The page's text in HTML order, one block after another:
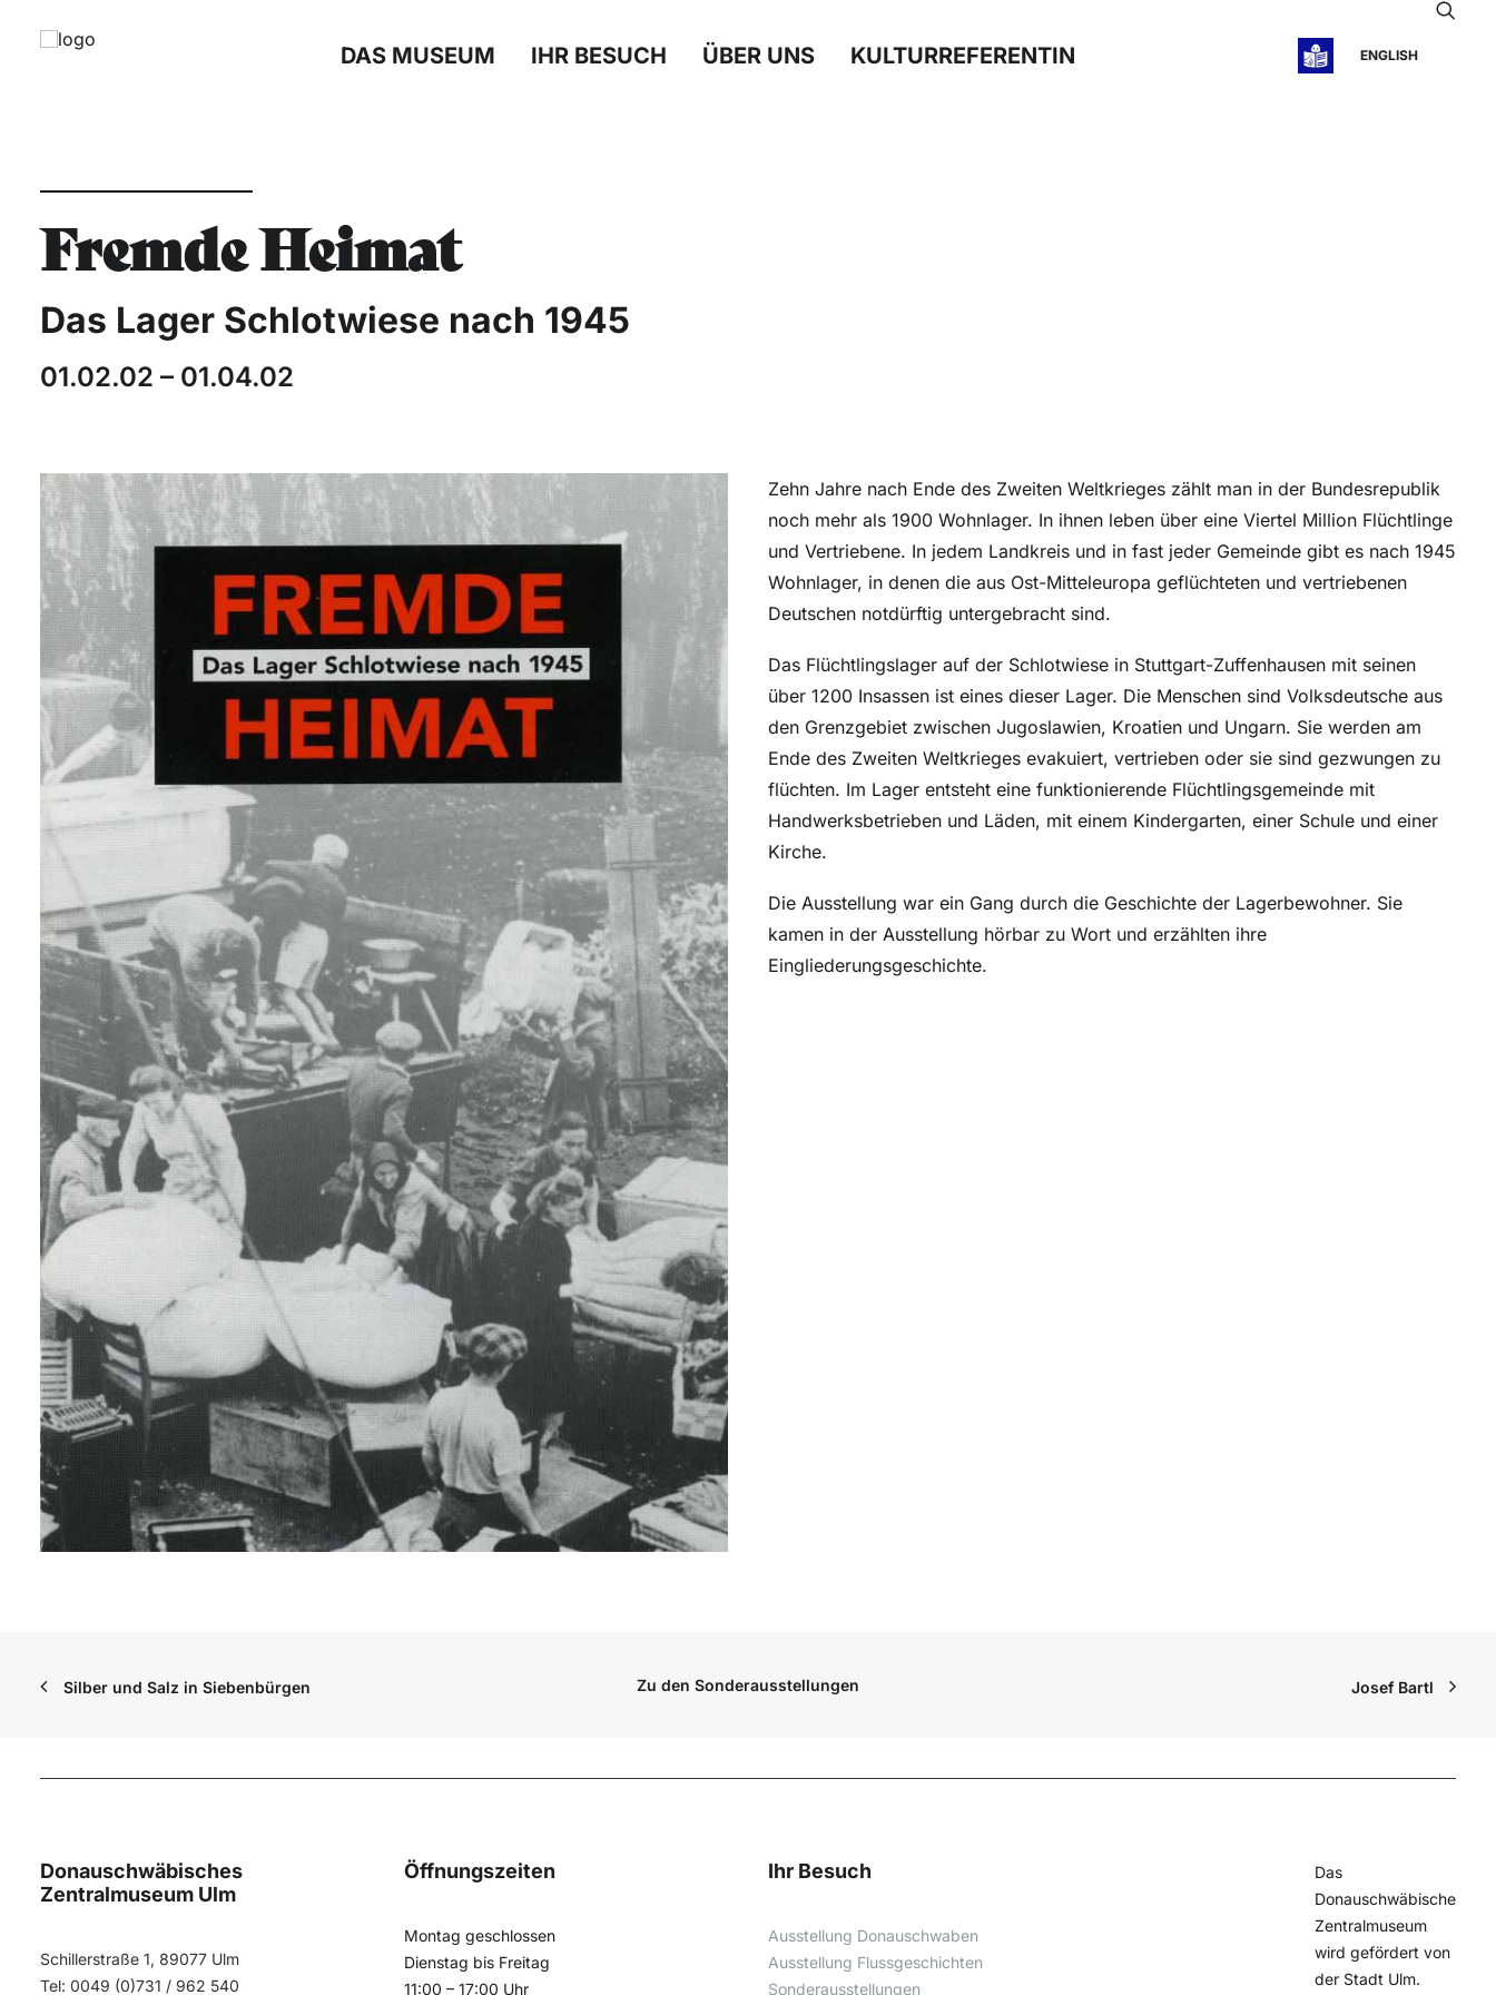
DAS MUSEUM IHR BESUCH ÜBER UNS KULTURREFERENTIN ENGLISH
Fremde Heimat
Das Lager Schlotwiese nach 1945
01.02.02 – 01.04.02
Zehn Jahre nach Ende des Zweiten Weltkrieges zählt man in der Bundesrepublik
noch mehr als 1900 Wohnlager. In ihnen leben über eine Viertel Million Flüchtlinge
und Vertriebene. In jedem Landkreis und in fast jeder Gemeinde gibt es nach 1945
Wohnlager, in denen die aus Ost-Mitteleuropa geflüchteten und vertriebenen
Deutschen notdürftig untergebracht sind.
Das Flüchtlingslager auf der Schlotwiese in Stuttgart-Zuffenhausen mit seinen
über 1200 Insassen ist eines dieser Lager. Die Menschen sind Volksdeutsche aus
den Grenzgebiet zwischen Jugoslawien, Kroatien und Ungarn. Sie werden am
Ende des Zweiten Weltkrieges evakuiert, vertrieben oder sie sind gezwungen zu
flüchten. Im Lager entsteht eine funktionierende Flüchtlingsgemeinde mit
Handwerksbetrieben und Läden, mit einem Kindergarten, einer Schule und einer
Kirche.
Die Ausstellung war ein Gang durch die Geschichte der Lagerbewohner. Sie
kamen in der Ausstellung hörbar zu Wort und erzählten ihre
Eingliederungsgeschichte.
Silber und Salz in Siebenbürgen Zu den Sonderausstellungen Josef Bartl
Donauschwäbisches
Zentralmuseum Ulm
Schillerstraße 1, 89077 Ulm
Tel: 0049 (0)731 / 962 540
Öffnungszeiten
Montag geschlossen
Dienstag bis Freitag
11:00 – 17:00 Uhr
Ihr Besuch
Ausstellung Donauschwaben
Ausstellung Flussgeschichten
Sonderausstellungen
Das
Donauschwäbische
Zentralmuseum
wird gefördert von
der Stadt Ulm.